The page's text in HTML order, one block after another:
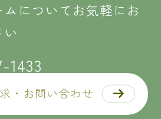
についてお気軽にお
1433
・お問い合わせ